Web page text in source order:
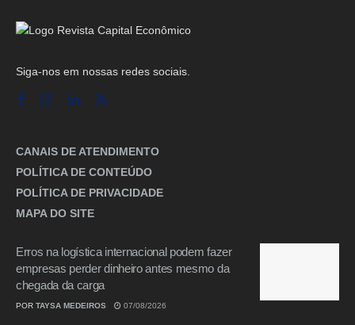
Siga-nos em nossas redes sociais.
CANAIS DE ATENDIMENTO
POLÍTICA DE CONTEÚDO
POLÍTICA DE PRIVACIDADE
MAPA DO SITE
Erros na logística internacional podem fazer
empresas perder dinheiro antes mesmo da
chegada da carga
POR TAYSA MEDEIROS 07/08/2026